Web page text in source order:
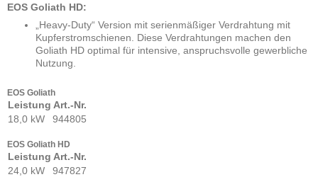
EOS Goliath HD:
„Heavy-Duty“ Version mit serienmäßiger Verdrahtung mit
Kupferstromschienen. Diese Verdrahtungen machen den
Goliath HD optimal für intensive, anspruchsvolle gewerbliche
Nutzung.
EOS Goliath
Leistung Art.-Nr.
18,0 kW
944805
EOS Goliath HD
Leistung Art.-Nr.
24,0 kW
947827